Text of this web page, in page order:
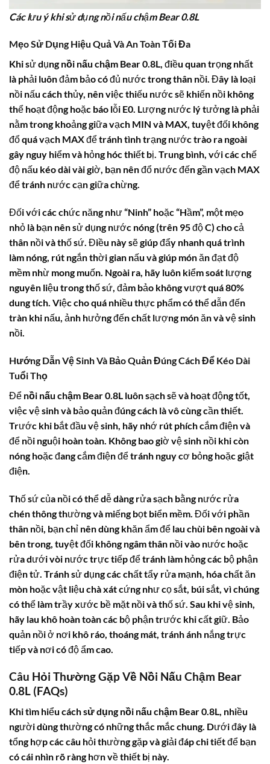
Các lưu ý khi sử dụng nồi nấu chậm Bear 0.8L
Mẹo Sử Dụng Hiệu Quả Và An Toàn Tối Đa
Khi sử dụngnồi nấu chậm Bear 0.8L, điều quan trọng nhất
là phải luôn đảm bảo có đủ nước trong thân nồi. Đây là loại
nồi nấu cách thủy, nên việc thiếu nước sẽ khiến nồi không
thể hoạt động hoặc báo lỗi E0. Lượng nước lý tưởng là phải
nằm trong khoảng giữa vạch MIN và MAX, tuyệt đối không
đổ quá vạch MAX để tránh tình trạng nước trào ra ngoài
gây nguy hiểm và hỏng hóc thiết bị. Trung bình, với các chế
độ nấu kéo dài vài giờ, bạn nên đổ nước đến gần vạch MAX
để tránh nước cạn giữa chừng.
Đối với các chức năng như “Ninh” hoặc “Hầm”, một mẹo
nhỏ là bạn nên sử dụng nước nóng (trên 95 độ C) cho cả
thân nồi và thố sứ. Điều này sẽ giúp đẩy nhanh quá trình
làm nóng, rút ngắn thời gian nấu và giúp món ăn đạt độ
mềm nhừ mong muốn. Ngoài ra, hãy luôn kiểm soát lượng
nguyên liệu trong thố sứ, đảm bảo không vượt quá 80%
dung tích. Việc cho quá nhiều thực phẩm có thể dẫn đến
tràn khi nấu, ảnh hưởng đến chất lượng món ăn và vệ sinh
nồi.
Hướng Dẫn Vệ Sinh Và Bảo Quản Đúng Cách Để Kéo Dài
Tuổi Thọ
Để nồi nấu chậm Bear 0.8L luôn sạch sẽ và hoạt động tốt,
việc vệ sinh và bảo quản đúng cách là vô cùng cần thiết.
Trước khi bắt đầu vệ sinh, hãy nhớ rút phích cắm điện và
để nồi nguội hoàn toàn. Không bao giờ vệ sinh nồi khi còn
nóng hoặc đang cắm điện để tránh nguy cơ bỏng hoặc giật
điện.
Thố sứ của nồi có thể dễ dàng rửa sạch bằng nước rửa
chén thông thường và miếng bọt biển mềm. Đối với phần
thân nồi, bạn chỉ nên dùng khăn ẩm để lau chùi bên ngoài và
bên trong, tuyệt đối không ngâm thân nồi vào nước hoặc
rửa dưới vòi nước trực tiếp để tránh làm hỏng các bộ phận
điện tử. Tránh sử dụng các chất tẩy rửa mạnh, hóa chất ăn
mòn hoặc vật liệu chà xát cứng như cọ sắt, búi sắt, vì chúng
có thể làm trầy xước bề mặt nồi và thố sứ. Sau khi vệ sinh,
hãy lau khô hoàn toàn các bộ phận trước khi cất giữ. Bảo
quản nồi ở nơi khô ráo, thoáng mát, tránh ánh nắng trực
tiếp và nơi có độ ẩm cao.
Câu Hỏi Thường Gặp Về Nồi Nấu Chậm Bear
0.8L (FAQs)
Khi tìm hiểu cách sử dụng nồi nấu chậm Bear 0.8L, nhiều
người dùng thường có những thắc mắc chung. Dưới đây là
tổng hợp các câu hỏi thường gặp và giải đáp chi tiết để bạn
có cái nhìn rõ ràng hơn về thiết bị này.